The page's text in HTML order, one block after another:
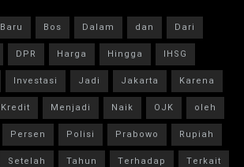
Baru Bos Dalam dan
Dari
DPR Harga Hingga
IHSG
Investasi Jadi Jakarta
Karena
Kredit Menjadi Naik OJK
oleh
Persen Polisi Prabowo
Rupiah
Setelah Tahun Terhadap Terkait